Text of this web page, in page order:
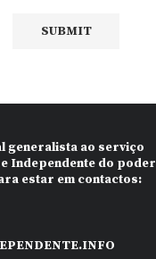
generalista ao serviço
Independente do poder
estar em contactos: